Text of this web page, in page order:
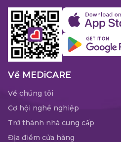
Về MEDiCARE
Về chúng tôi
Cơ hội nghề nghiệp
Trở thành nhà cung cấp
Địa điểm cửa hàng